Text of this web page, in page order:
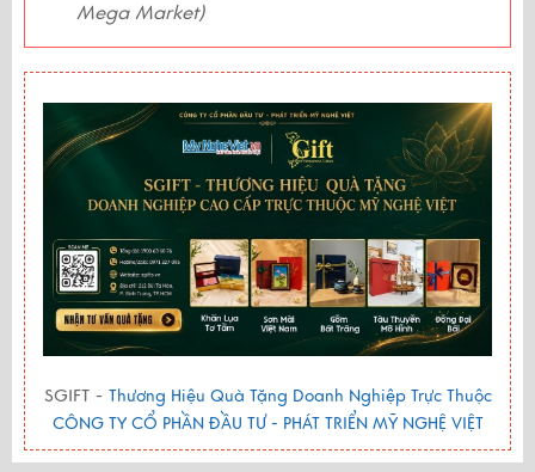
Mega Market)
SGIFT - Thương Hiệu Quà Tặng Doanh Nghiệp Trực Thuộc
CÔNG TY CỔ PHẦN ĐẦU TƯ - PHÁT TRIỂN MỸ NGHỆ VIỆT